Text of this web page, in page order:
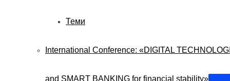
Теми
International Сonference: «DIGITAL
and SMART BANKING for financial stability»